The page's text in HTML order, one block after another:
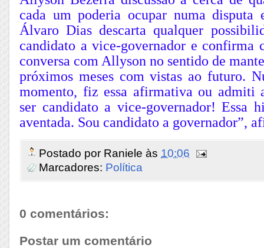
cada um poderia ocupar numa disputa
Álvaro Dias descarta qualquer
candidato a vice-governador e confirma
conversa com Allyson no sentido de
próximos meses com vistas ao futuro.
momento, fiz essa afirmativa ou admiti
ser candidato a vice-governador! Essa
aventada. Sou candidato a governador”,
Postado por Raniele às 10:06
Marcadores: Política
0 comentários:
Postar um comentário